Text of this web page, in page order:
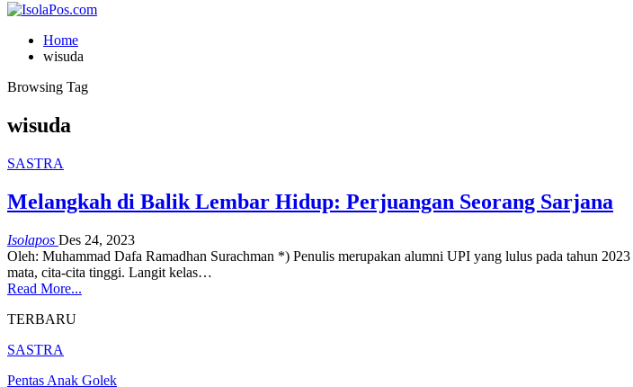
Home
wisuda
Browsing Tag
wisuda
SASTRA
Melangkah di Balik Lembar Hidup: Perjuangan Seorang Sarjana
Isolapos Des 24, 2023
Oleh: Muhammad Dafa Ramadhan Surachman *) Penulis merupakan alumni UPI yang lulus pada tahun 2023
mata, cita-cita tinggi. Langit kelas…
Read More...
TERBARU
SASTRA
Pentas Anak Golek